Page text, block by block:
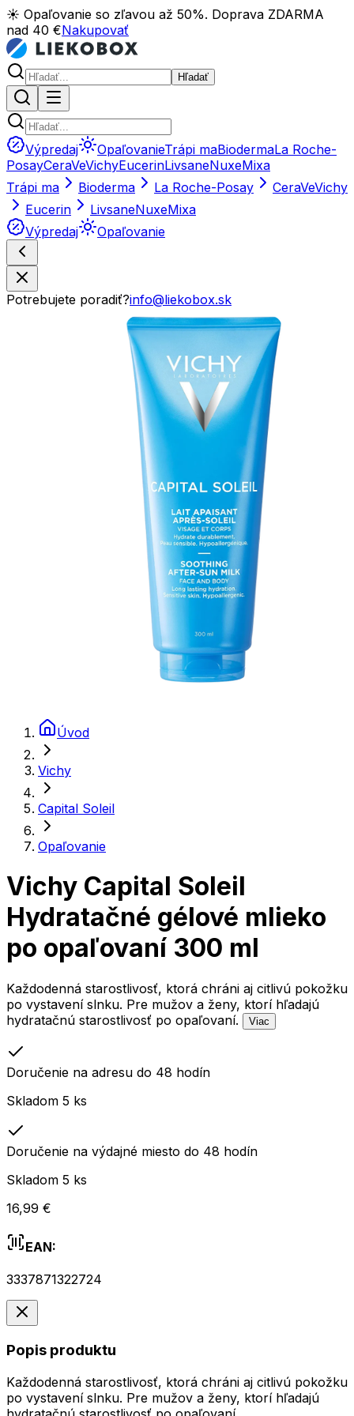
☀️ Opaľovanie so zľavou až 50%. Doprava ZDARMA
nad 40 €Nakupovať
Hľadať
Výpredaj OpaľovanieTrápi maBiodermaLa Roche-
PosayCeraVeVichyEucerinLivsaneNuxeMixa
Trápi ma
Bioderma La Roche-Posay CeraVeVichy
Eucerin
LivsaneNuxeMixa
Výpredaj
Opaľovanie
Potrebujete poradiť?info@liekobox.sk
Úvod
Vichy
Capital Soleil
Opaľovanie
Vichy Capital Soleil
Hydratačné gélové mlieko
po opaľovaní 300 ml
Každodenná starostlivosť, ktorá chráni aj citlivú pokožku
po vystavení slnku. Pre mužov a ženy, ktorí hľadajú
hydratačnú starostlivosť po opaľovaní.
Viac
Doručenie na adresu do 48 hodín
Skladom 5 ks
Doručenie na výdajné miesto do 48 hodín
Skladom 5 ks
16,99 €
EAN:
3337871322724
Popis produktu
Každodenná starostlivosť, ktorá chráni aj citlivú pokožku
po vystavení slnku. Pre mužov a ženy, ktorí hľadajú